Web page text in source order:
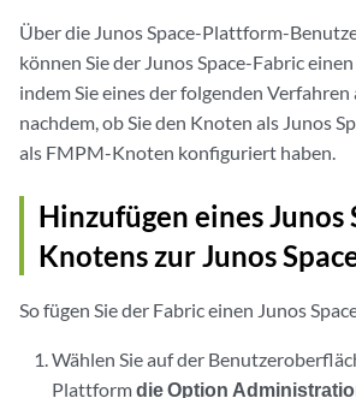
Über die Junos Space-Plattform-
können Sie der Junos Space-Fabric
indem Sie eines der folgenden Verfahren
nachdem, ob Sie den Knoten als Junos
als FMPM-Knoten konfiguriert haben.
Hinzufügen eines Junos
Knotens zur Junos
So fügen Sie der Fabric einen Junos
Wählen Sie auf der
Plattformdie Option